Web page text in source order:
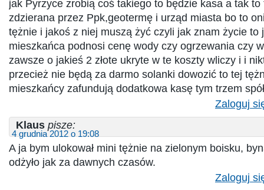
jak Pyrzyce zrobią coś takiego to będzie kasa a tak
zdzierana przez Ppk,geotermę i urząd miasta bo to
tężnie i jakoś z niej muszą żyć czyli jak znam życie to
mieszkańca podnosi cenę wody czy ogrzewania czy
zawsze o jakieś 2 złote ukryte w te koszty wliczy i i
przecież nie będą za darmo solanki dowozić to tej
mieszkańcy zafundują dodatkowa kasę tym trzem
Zaloguj
Klaus pisze:
4 grudnia 2012 o 19:08
A ja bym ulokował mini tężnie na zielonym boisku,
odżyło jak za dawnych czasów.
Zaloguj